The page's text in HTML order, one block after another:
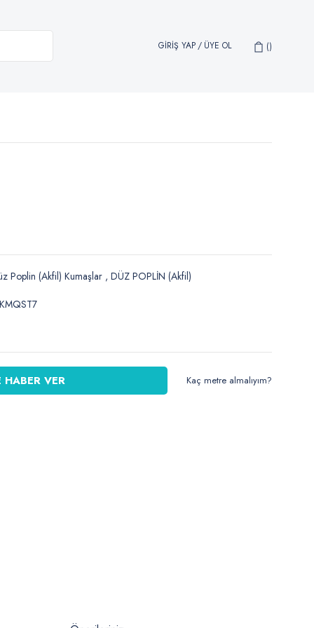
GİRİŞ YAP/ ÜYE OL
Poplin (Akfil) Kumaşlar , DÜZ POPLİN (Akfil)
HABER VER Kaç metre almalıyım?